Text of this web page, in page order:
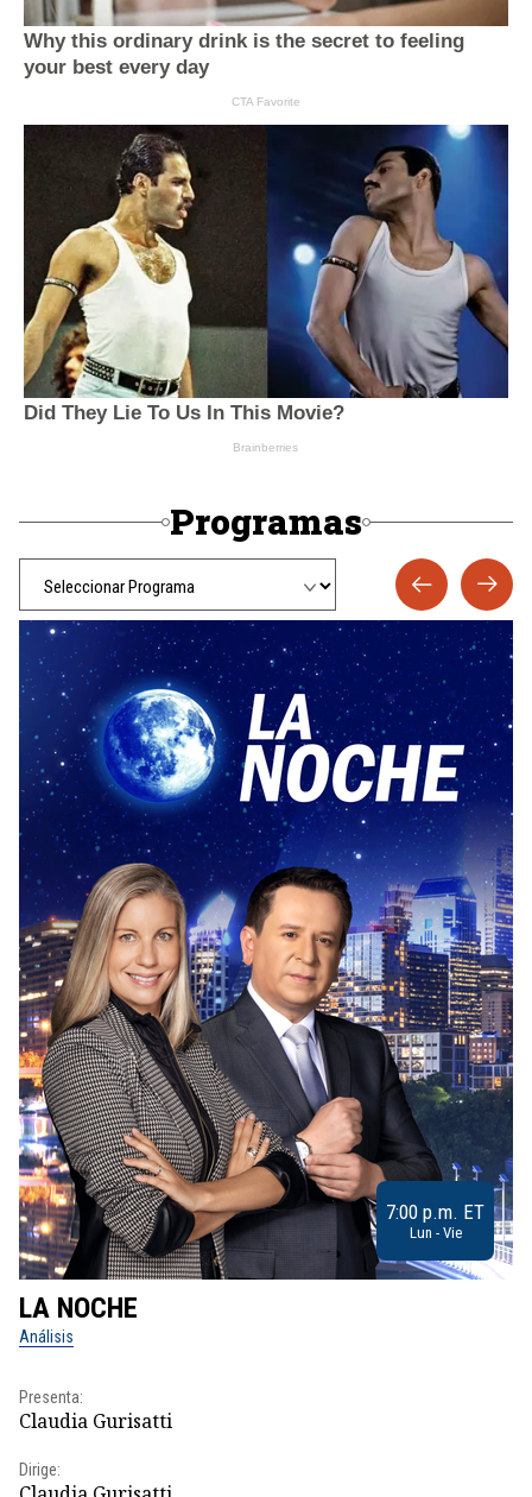
Programas
7:00 p.m. ET
Lun - Vie
LA NOCHE
Análisis
Presenta:
Claudia Gurisatti
Dirige: